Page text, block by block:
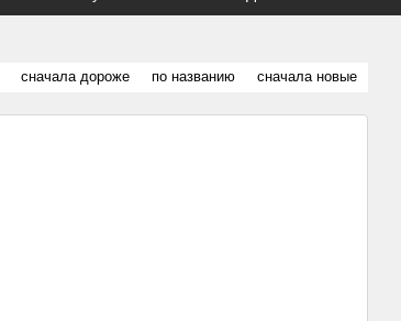
сначала дороже по названию сначала новые